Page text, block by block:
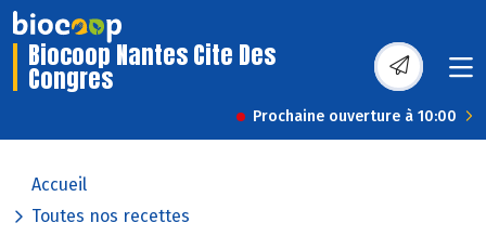
Biocoop Nantes Cite Des
Congres
Prochaine ouverture à 10:00
Accueil
Toutes nos recettes